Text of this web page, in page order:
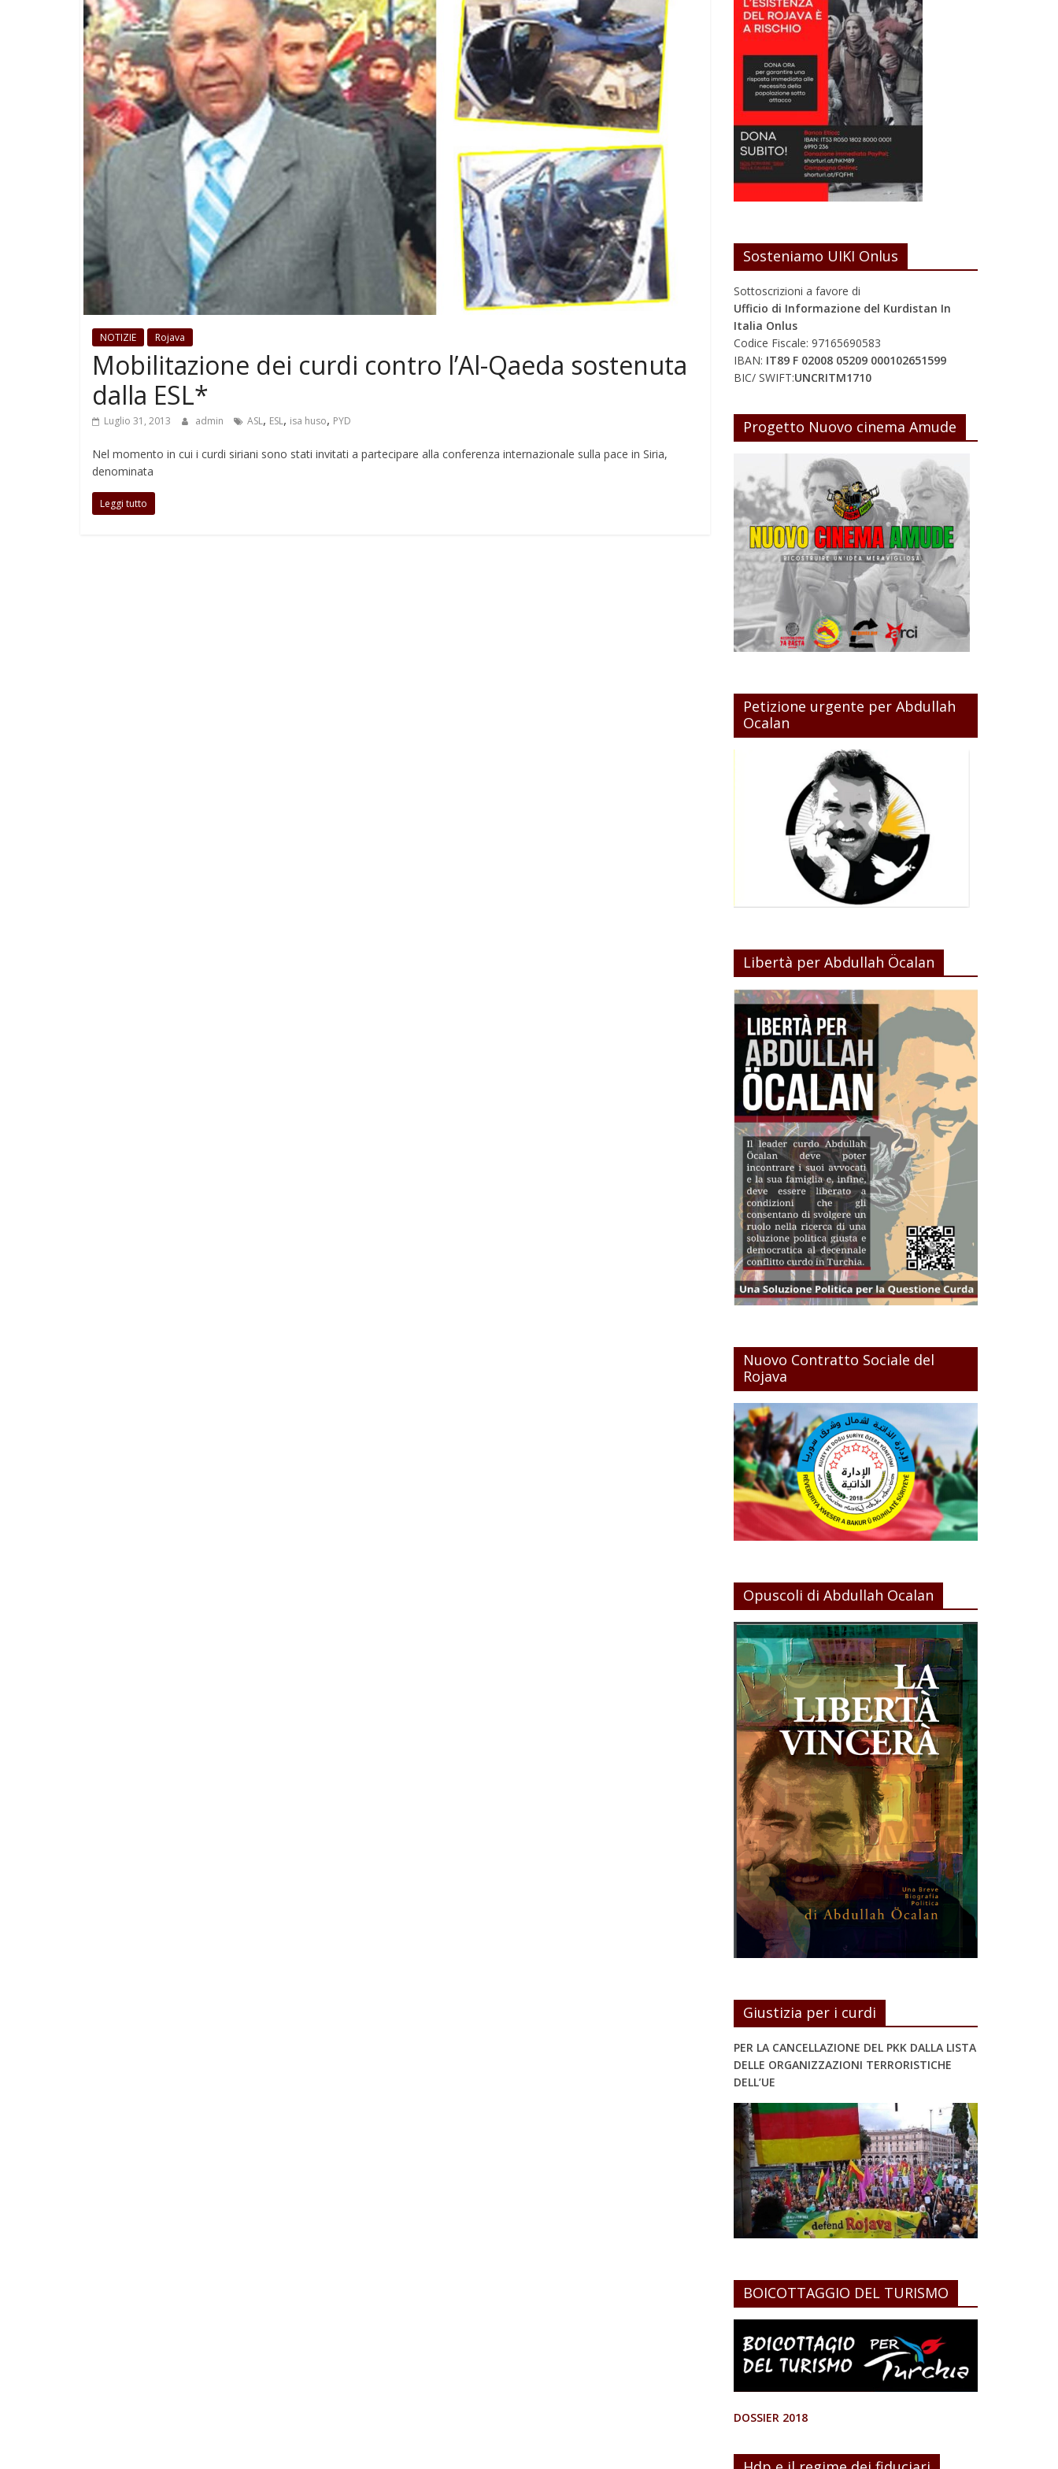
NOTIZIE Rojava
Mobilitazione dei curdi contro l’Al-Qaeda sostenuta
dalla ESL*
Luglio 31, 2013 admin ASL, ESL, isa huso, PYD
Nel momento in cui i curdi siriani sono stati invitati a partecipare alla conferenza internazionale sulla pace in Siria,
denominata
Leggi tutto
Sosteniamo UIKI Onlus
Sottoscrizioni a favore di
Ufficio di Informazione del Kurdistan In
Italia Onlus
Codice Fiscale: 97165690583
IBAN: IT89 F 02008 05209 000102651599
BIC/ SWIFT:UNCRITM1710
Progetto Nuovo cinema Amude
Petizione urgente per Abdullah
Ocalan
Libertà per Abdullah Öcalan
Nuovo Contratto Sociale del
Rojava
Opuscoli di Abdullah Ocalan
Giustizia per i curdi
PER LA CANCELLAZIONE DEL PKK DALLA LISTA
DELLE ORGANIZZAZIONI TERRORISTICHE
DELL’UE
BOICOTTAGGIO DEL TURISMO
DOSSIER 2018